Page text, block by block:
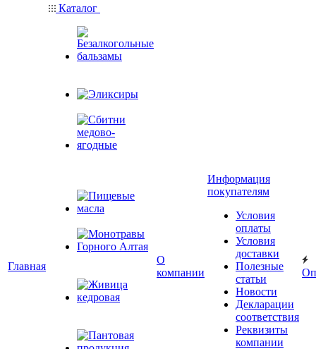
Главная
Каталог
О
компании
Информация
покупателям
Условия
оплаты
Условия
доставки
Полезные
статьи
Новости
Декларации
соответствия
Реквизиты
компании